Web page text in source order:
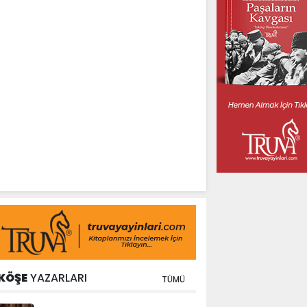
YAZARLARI TÜMÜ